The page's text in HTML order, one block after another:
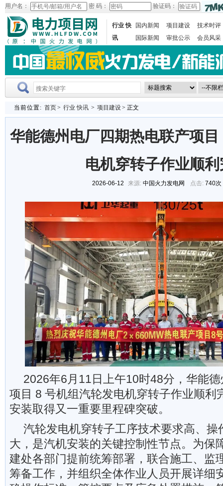
用户名： 密 码： 验证码：
行业 快
讯
国内新闻 项目建设
技术时评
国际新闻
审批公示 会员风采
当前位置: 首页> 行业 快讯 > 项目建设> 正文
华能德州电厂四期热电联产项
电机穿转子作业顺
2026-06-12 来源: 中国火力发电网 点击: 740次
2026年6月11日上午10时48分，华能
项目 8 号机组汽轮发电机穿转子作业顺利
安装取得又一重要里程碑突破。
汽轮发电机穿转子工序技术要求高、操
大，是汽机安装的关键控制性节点。为保
建处各部门提前统筹部署，联合施工、监
筹备工作，并组织全体作业人员开展详细